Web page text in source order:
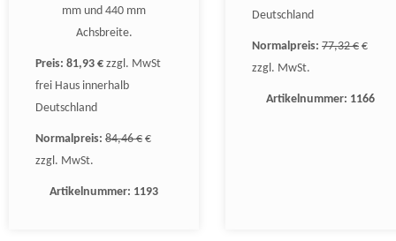
mm und 440 mm
Achsbreite.
Preis: 81,93 € zzgl. MwSt
frei Haus innerhalb
Deutschland
Normalpreis: 84,46 € €
zzgl. MwSt.
Artikelnummer: 1193
Deutschland
Normalpreis: 77,32 € €
zzgl. MwSt.
Artikelnummer: 1166